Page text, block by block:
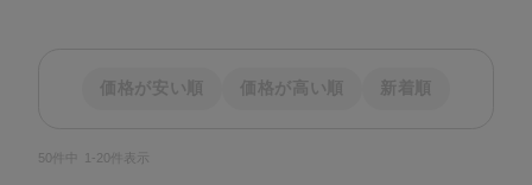
価格が安い順 価格が高い順 新着順
50 件中 1-20 件表示